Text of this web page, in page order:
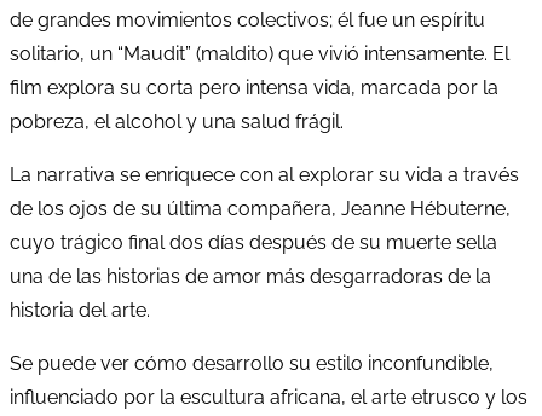
de grandes movimientos colectivos; él fue un espíritu
solitario, un “Maudit” (maldito) que vivió intensamente. El
film explora su corta pero intensa vida, marcada por la
pobreza, el alcohol y una salud frágil.
La narrativa se enriquece con al explorar su vida a través
de los ojos de su última compañera, Jeanne Hébuterne,
cuyo trágico final dos días después de su muerte sella
una de las historias de amor más desgarradoras de la
historia del arte.
Se puede ver cómo desarrollo su estilo inconfundible,
influenciado por la escultura africana, el arte etrusco y los